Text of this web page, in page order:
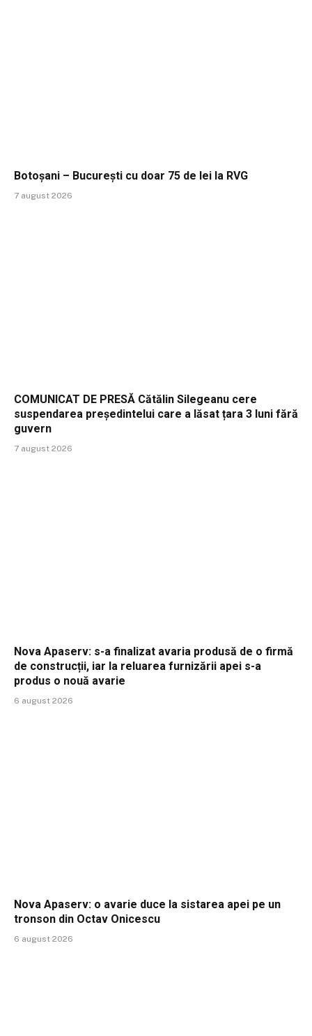
Botoșani – București cu doar 75 de lei la RVG
7 august 2026
COMUNICAT DE PRESĂ Cătălin Silegeanu cere
suspendarea președintelui care a lăsat țara 3 luni fără
guvern
7 august 2026
Nova Apaserv: s-a finalizat avaria produsă de o firmă
de construcții, iar la reluarea furnizării apei s-a
produs o nouă avarie
6 august 2026
Nova Apaserv: o avarie duce la sistarea apei pe un
tronson din Octav Onicescu
6 august 2026